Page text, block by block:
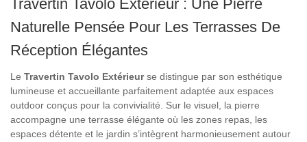
Travertin Tavolo Extérieur : Une Pierre
Naturelle Pensée Pour Les Terrasses De
Réception Élégantes
Le Travertin Tavolo Extérieurse distingue par son esthétique
lumineuse et accueillante parfaitement adaptée aux espaces
outdoor conçus pour la convivialité. Sur le visuel, la pierre
accompagne une terrasse élégante où les zones repas, les
espaces détente et le jardin s’intègrent harmonieusement autour